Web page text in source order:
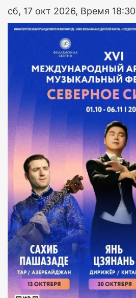
сб, 17 окт 2026, Время 18:30